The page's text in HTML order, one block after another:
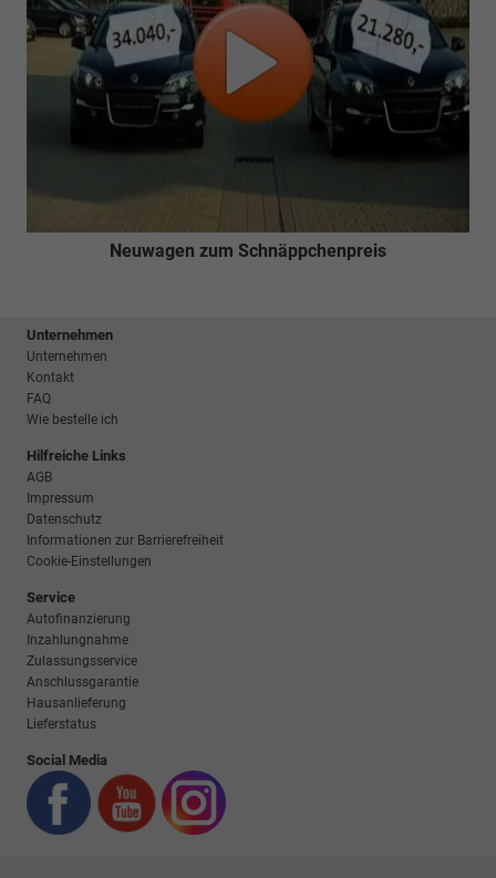
Neuwagen zum Schnäppchenpreis
Unternehmen
Unternehmen
Kontakt
FAQ
Wie bestelle ich
Hilfreiche Links
AGB
Impressum
Datenschutz
Informationen zur Barrierefreiheit
Cookie-Einstellungen
Service
Autofinanzierung
Inzahlungnahme
Zulassungsservice
Anschlussgarantie
Hausanlieferung
Lieferstatus
Social Media